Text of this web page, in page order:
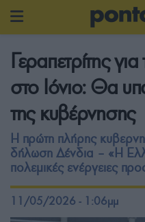
Γεραπετρίτης
στο Ιόνιο: Θα
της κυβέρνησης
Η πρώτη πλήρης
δήλωση Δένδια – «Η
πολεμικές ενέργειες
11/05/2026 - 1:06μμ